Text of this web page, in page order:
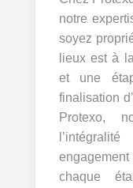
notre
soyez
lieux est à
et une
finalisation
Protexo,
chaque